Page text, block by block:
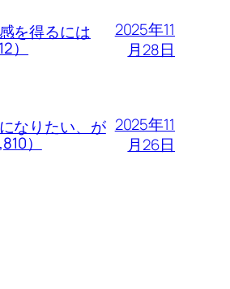
を得るには
）
2025年11
月28日
なりたい、が
）
2025年11
月26日